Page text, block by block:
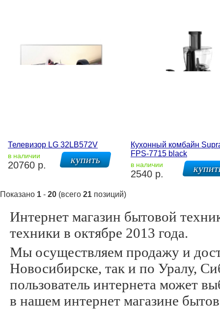
Телевизор LG 32LB572V
в наличии
20760 р.
Кухонный комбайн
FPS-7715 black
в наличии
2540 р.
Показано 1 - 20 (всего 21 позиций)
Интернет магазин бытовой
техники в октябре 2013 года.
Мы осуществляем продажу и
Новосибирске, так и по Уралу,
пользователь интернета может
в нашем интернет магазине